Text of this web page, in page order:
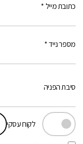
כתובת מייל *
מספר נייד *
לקוח עסקי
סיבת הפניה